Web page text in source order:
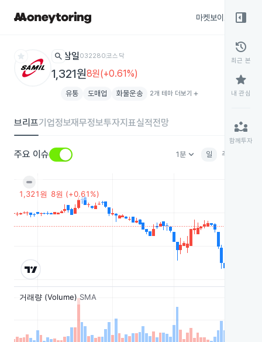
마켓보이스
star search 삼일032280코스닥
1,321원8원(+0.61%)
유통 도매업 화물운송 2개 테마 더보기 add
브리프기업정보재무정보투자지표실적전망
주요 이슈 1분keyboard_arrow_down 일 주
right_panel_open
history
최근 본
star
내 관심
partner_exchange
함께투자